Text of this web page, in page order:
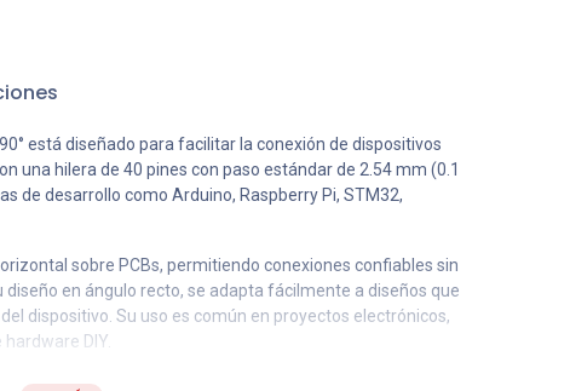
está diseñado para facilitar la conexión de dispositivos
una hilera de 40 pines con paso estándar de 2.54 mm (0.1
de desarrollo como Arduino, Raspberry Pi, STM32,
sobre PCBs, permitiendo conexiones confiables sin
diseño en ángulo recto, se adapta fácilmente a diseños que
dispositivo. Su uso es común en proyectos electrónicos,
DIY.